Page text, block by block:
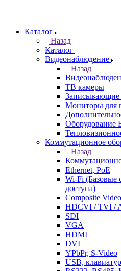
Каталог
Назад
Каталог
Видеонаблюдение
Назад
ТВ камеры
Записывающие
Мониторы для
Коммутационное
Назад
Ethernet, PoE
Wi-Fi (Базовые
доступа)
Composite Video
HDCVI / TVI /
SDI
VGA
HDMI
DVI
YPbPr, S-Video
USB,